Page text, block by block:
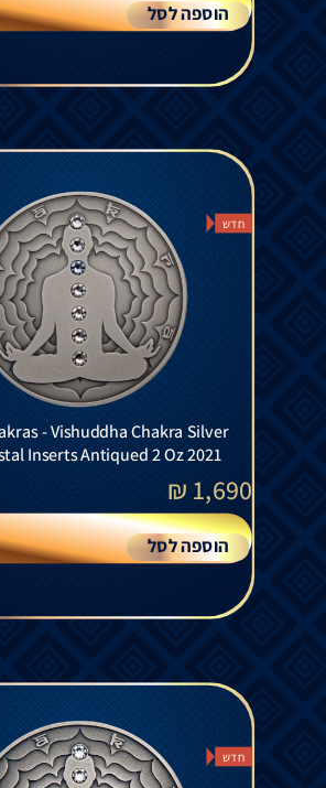
הוספה לסל
חדש
- Vishuddha Chakra Silver
Inserts Antiqued 2 Oz 2021
1,690
₪
הוספה לסל
חדש